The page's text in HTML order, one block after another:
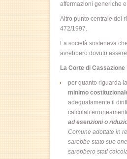
affermazioni generiche
Altro punto centrale del
472/1997.
La società sosteneva
avrebbero dovuto
La Corte di
per quanto riguarda
minimo
adeguatamente il
calcolati
ad esenzioni o
Comune adottate in
sarebbe stato suo
sarebbero stati